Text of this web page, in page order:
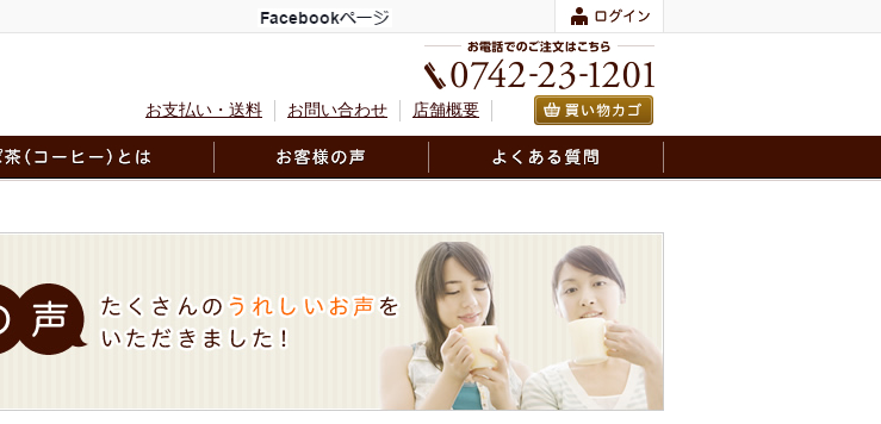
お支払い・送料 お問い合わせ 店舗概要